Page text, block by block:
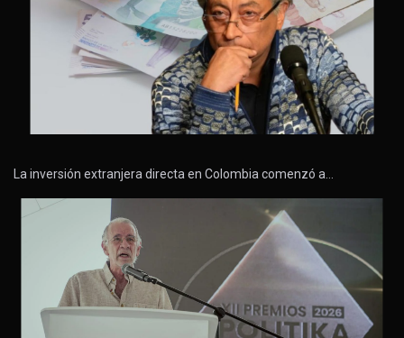
La inversión extranjera directa en Colombia comenzó a…